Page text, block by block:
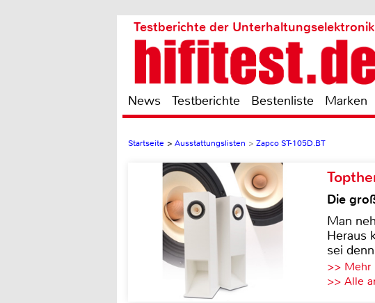
Testberichte der Unterhaltungselektronik
News Testberichte Bestenliste Marken
Startseite > Ausstattungslisten > Zapco ST-105D.BT
Die
Man
Heraus
sei
>> Mehr
>> Alle